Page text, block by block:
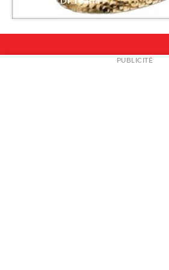
Galerie Loft
NEWSLETTER
PUBLICITÉ